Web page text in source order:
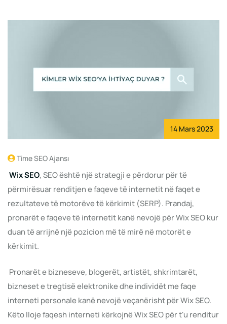
14 Mars 2023
Time SEO Ajansı
WixSEO, SEO është një strategji e përdorur për të
përmirësuar renditjen e faqeve të internetit në faqet e
rezultateve të motorëve të kërkimit (SERP). Prandaj,
pronarët e faqeve të internetit kanë nevojë për Wix SEO kur
duan të arrijnë një pozicion më të mirë në motorët e
kërkimit.
Pronarët e bizneseve, blogerët, artistët, shkrimtarët,
bizneset e tregtisë elektronike dhe individët me faqe
interneti personale kanë nevojë veçanërisht për Wix SEO.
Këto lloje faqesh interneti kërkojnë Wix SEO për t'u renditur